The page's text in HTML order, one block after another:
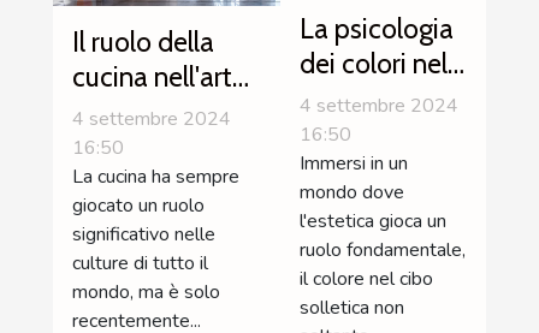
Il ruolo della
cucina nell'arte
contemporanea
4 settembre 2024
16:50
La cucina ha sempre
giocato un ruolo
significativo nelle
culture di tutto il
mondo, ma è solo
recentemente...
La psicologia
dei colori nel
cibo: più che
un piacere per
l'occhio
4 settembre 2024
16:50
Immersi in un
mondo dove
l'estetica gioca un
ruolo fondamentale,
il colore nel cibo
solletica non